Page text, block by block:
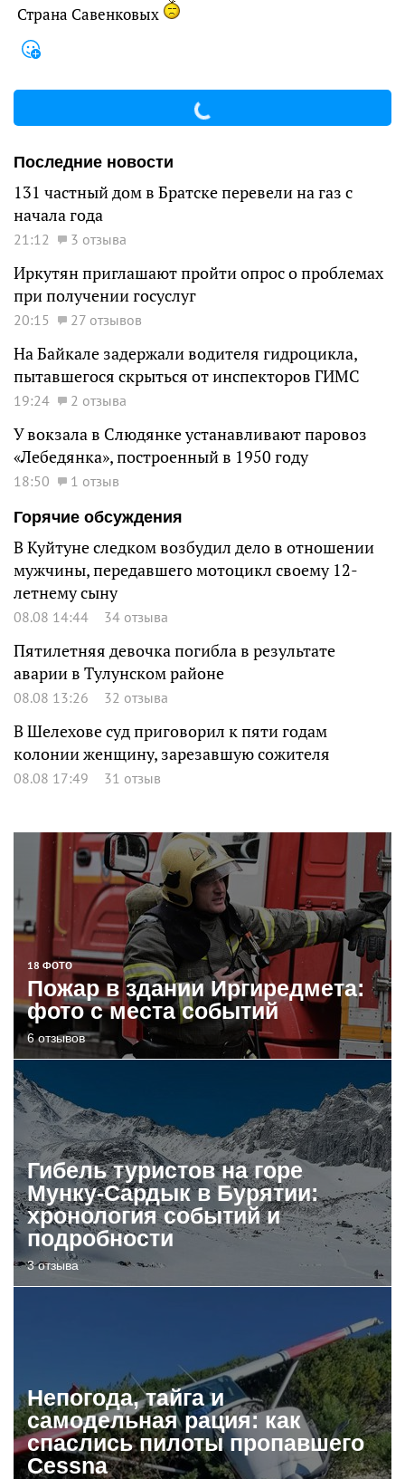
Страна Савенковых
Последние новости
131 частный дом в Братске перевели на газ с
начала года
21:12 3 отзыва
Иркутян приглашают пройти опрос о проблемах
при получении госуслуг
20:15 27 отзывов
На Байкале задержали водителя гидроцикла,
пытавшегося скрыться от инспекторов ГИМС
19:24 2 отзыва
У вокзала в Слюдянке устанавливают паровоз
«Лебедянка», построенный в 1950 году
18:50
1 отзыв
Горячие обсуждения
В Куйтуне следком возбудил дело в отношении
мужчины, передавшего мотоцикл своему 12-
летнему сыну
08.08 14:44 34 отзыва
Пятилетняя девочка погибла в результате
аварии в Тулунском районе
08.08 13:26 32 отзыва
В Шелехове суд приговорил к пяти годам
колонии женщину, зарезавшую сожителя
08.08 17:49 31 отзыв
18 ФОТО
Пожар в здании Иргиредмета:
фото с места событий
6 отзывов
Гибель туристов на горе
Мунку-Сардык в Бурятии:
хронология событий и
подробности
3 отзыва
Непогода, тайга и
самодельная рация: как
спаслись пилоты пропавшего
Cessna